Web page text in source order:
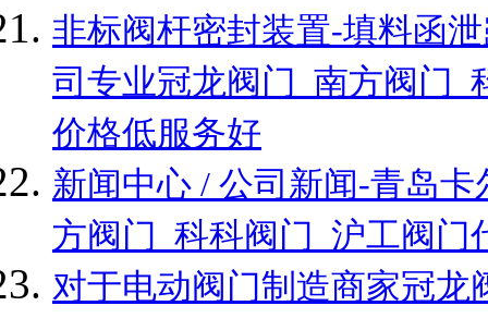
非标阀杆密封装置-填料函
司专业冠龙阀门_南方阀门
价格低服务好
新闻中心 / 公司新闻-青岛
方阀门_科科阀门_沪工阀
对于电动阀门制造商家冠龙